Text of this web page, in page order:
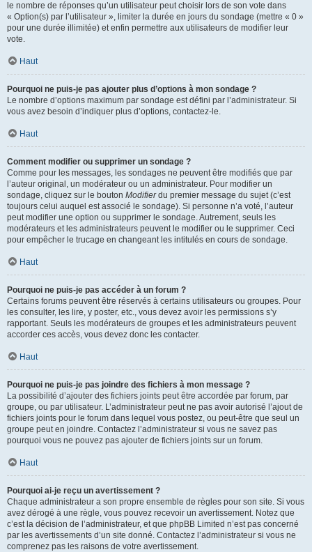
le nombre de réponses qu’un utilisateur peut choisir lors de son vote dans
« Option(s) par l’utilisateur », limiter la durée en jours du sondage (mettre « 0 »
pour une durée illimitée) et enfin permettre aux utilisateurs de modifier leur
vote.
Haut
Pourquoi ne puis-je pas ajouter plus d’options à mon sondage ?
Le nombre d’options maximum par sondage est défini par l’administrateur. Si
vous avez besoin d’indiquer plus d’options, contactez-le.
Haut
Comment modifier ou supprimer un sondage ?
Comme pour les messages, les sondages ne peuvent être modifiés que par
l’auteur original, un modérateur ou un administrateur. Pour modifier un
sondage, cliquez sur le bouton Modifierdu premier message du sujet (c’est
toujours celui auquel est associé le sondage). Si personne n’a voté, l’auteur
peut modifier une option ou supprimer le sondage. Autrement, seuls les
modérateurs et les administrateurs peuvent le modifier ou le supprimer. Ceci
pour empêcher le trucage en changeant les intitulés en cours de sondage.
Haut
Pourquoi ne puis-je pas accéder à un forum ?
Certains forums peuvent être réservés à certains utilisateurs ou groupes. Pour
les consulter, les lire, y poster, etc., vous devez avoir les permissions s’y
rapportant. Seuls les modérateurs de groupes et les administrateurs peuvent
accorder ces accès, vous devez donc les contacter.
Haut
Pourquoi ne puis-je pas joindre des fichiers à mon message ?
La possibilité d’ajouter des fichiers joints peut être accordée par forum, par
groupe, ou par utilisateur. L’administrateur peut ne pas avoir autorisé l’ajout de
fichiers joints pour le forum dans lequel vous postez, ou peut-être que seul un
groupe peut en joindre. Contactez l’administrateur si vous ne savez pas
pourquoi vous ne pouvez pas ajouter de fichiers joints sur un forum.
Haut
Pourquoi ai-je reçu un avertissement ?
Chaque administrateur a son propre ensemble de règles pour son site. Si vous
avez dérogé à une règle, vous pouvez recevoir un avertissement. Notez que
c’est la décision de l’administrateur, et que phpBB Limited n’est pas concerné
par les avertissements d’un site donné. Contactez l’administrateur si vous ne
comprenez pas les raisons de votre avertissement.